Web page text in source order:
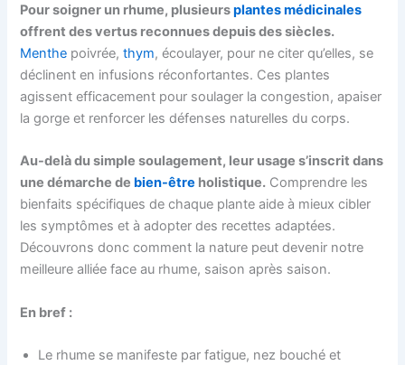
Pour soigner un rhume, plusieursplantes médicinales
offrent des vertus reconnues depuis des siècles.
Menthe poivrée,thym, écoulayer, pour ne citer qu’elles, se
déclinent en infusions réconfortantes. Ces plantes
agissent efficacement pour soulager la congestion, apaiser
la gorge et renforcer les défenses naturelles du corps.
Au-delà du simple soulagement, leur usage s’inscrit dans
une démarche de bien-être holistique. Comprendre les
bienfaits spécifiques de chaque plante aide à mieux cibler
les symptômes et à adopter des recettes adaptées.
Découvrons donc comment la nature peut devenir notre
meilleure alliée face au rhume, saison après saison.
En bref :
Le rhume se manifeste par fatigue, nez bouché et